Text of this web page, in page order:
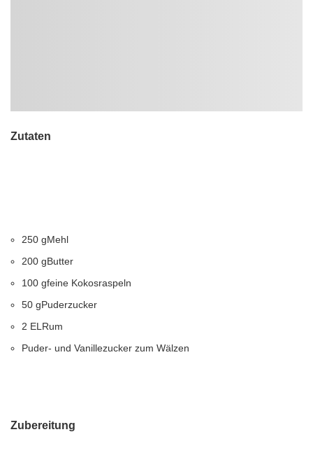
Zutaten
250 gMehl
200 gButter
100 gfeine Kokosraspeln
50 gPuderzucker
2 ELRum
Puder- und Vanillezucker zum Wälzen
Zubereitung